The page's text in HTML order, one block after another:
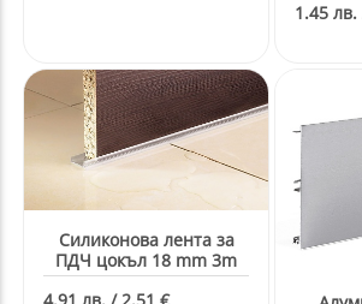
1.45
Силиконова лента за
ПДЧ цокъл 18 mm 3m